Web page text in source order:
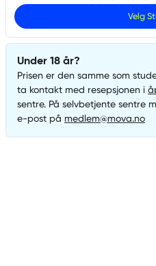
Velg
Under 18 år?
Prisen er den samme som
ta kontakt med resepsjonen i
sentre. På selvbetjente sentre
e-post på medlem@mova.no